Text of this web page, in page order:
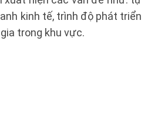
kinh tế, trình độ phát triển
trong khu vực.